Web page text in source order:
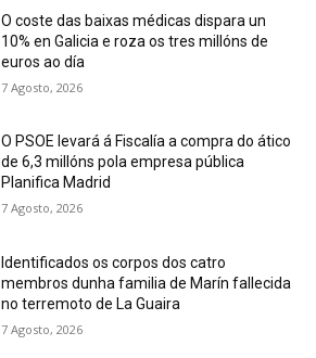
O coste das baixas médicas dispara un
10% en Galicia e roza os tres millóns de
euros ao día
7 Agosto, 2026
O PSOE levará á Fiscalía a compra do ático
de 6,3 millóns pola empresa pública
Planifica Madrid
7 Agosto, 2026
Identificados os corpos dos catro
membros dunha familia de Marín fallecida
no terremoto de La Guaira
7 Agosto, 2026